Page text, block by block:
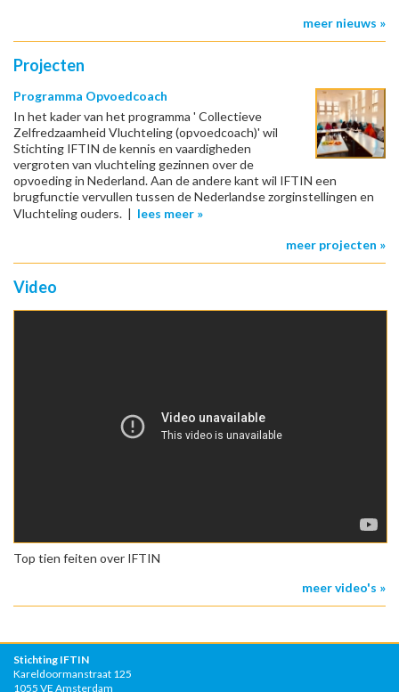
meer nieuws »
Projecten
Programma Opvoedcoach
In het kader van het programma ' Collectieve
Zelfredzaamheid Vluchteling (opvoedcoach)' wil
Stichting IFTIN de kennis en vaardigheden
vergroten van vluchteling gezinnen over de
opvoeding in Nederland. Aan de andere kant wil IFTIN een
brugfunctie vervullen tussen de Nederlandse zorginstellingen en
Vluchteling ouders. | lees meer »
meer projecten »
Video
Top tien feiten over IFTIN
meer video's »
Stichting IFTIN
Kareldoormanstraat 125
1055 VE Amsterdam